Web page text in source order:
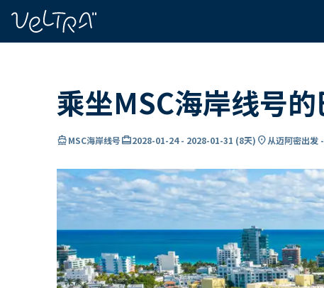
乘坐MSC海岸线号
directions_boatMSC海岸线号card_travel2028-01-24- 2028-01-31 (8天) location_on从迈阿密出发